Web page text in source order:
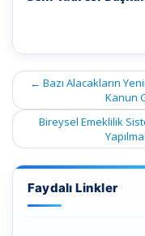
Post
navigation
← Bazı Alacakların
Kanun
Bireysel Emeklilik
Faydalı Linkler